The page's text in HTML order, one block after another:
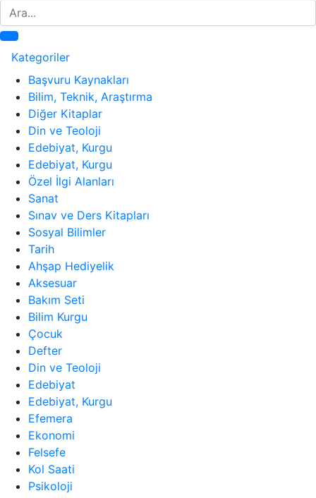
Ara
Kategoriler
Başvuru Kaynakları
Bilim, Teknik, Araştırma
Diğer Kitaplar
Din ve Teoloji
Edebiyat, Kurgu
Edebiyat, Kurgu
Özel İlgi Alanları
Sanat
Sınav ve Ders Kitapları
Sosyal Bilimler
Tarih
Ahşap Hediyelik
Aksesuar
Bakım Seti
Bilim Kurgu
Çocuk
Defter
Din ve Teoloji
Edebiyat
Edebiyat, Kurgu
Efemera
Ekonomi
Felsefe
Kol Saati
Psikoloji